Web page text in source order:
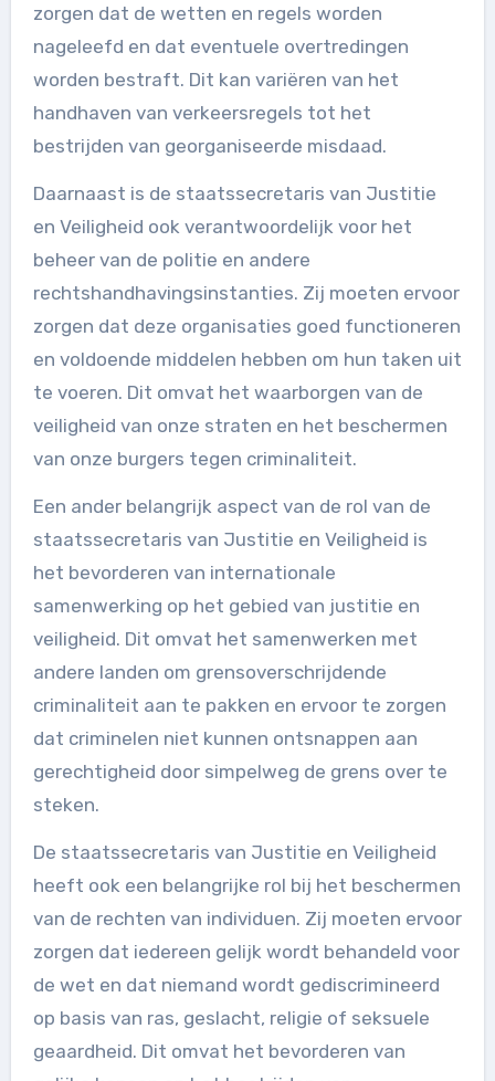
zorgen dat de wetten en regels worden
nageleefd en dat eventuele overtredingen
worden bestraft. Dit kan variëren van het
handhaven van verkeersregels tot het
bestrijden van georganiseerde misdaad.
Daarnaast is de staatssecretaris van Justitie
en Veiligheid ook verantwoordelijk voor het
beheer van de politie en andere
rechtshandhavingsinstanties. Zij moeten ervoor
zorgen dat deze organisaties goed functioneren
en voldoende middelen hebben om hun taken uit
te voeren. Dit omvat het waarborgen van de
veiligheid van onze straten en het beschermen
van onze burgers tegen criminaliteit.
Een ander belangrijk aspect van de rol van de
staatssecretaris van Justitie en Veiligheid is
het bevorderen van internationale
samenwerking op het gebied van justitie en
veiligheid. Dit omvat het samenwerken met
andere landen om grensoverschrijdende
criminaliteit aan te pakken en ervoor te zorgen
dat criminelen niet kunnen ontsnappen aan
gerechtigheid door simpelweg de grens over te
steken.
De staatssecretaris van Justitie en Veiligheid
heeft ook een belangrijke rol bij het beschermen
van de rechten van individuen. Zij moeten ervoor
zorgen dat iedereen gelijk wordt behandeld voor
de wet en dat niemand wordt gediscrimineerd
op basis van ras, geslacht, religie of seksuele
geaardheid. Dit omvat het bevorderen van